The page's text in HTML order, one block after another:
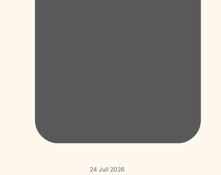
24 Juli 2026